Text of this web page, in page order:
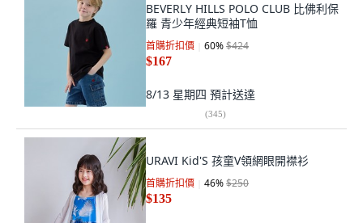
BEVERLY HILLS POLO CLUB 比佛利保
羅 青少年經典短袖T恤
首購折扣價 60%$424
$167
8/13 星期四 預計送達
(345)
URAVI Kid'S 孩童V領網眼開襟衫
首購折扣價 46%$250
$135